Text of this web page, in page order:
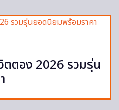
ตตอง 2026 รวมรุ่น